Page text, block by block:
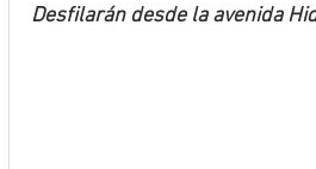
Desfilarán desde la avenida